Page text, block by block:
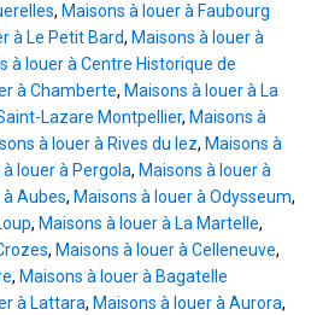
, Maisons à louer à Faubourg
à Le Petit Bard, Maisons à louer à
à louer à Centre Historique de
à Chamberte, Maisons à louer à La
Lazare Montpellier, Maisons à
à louer à Rives du lez, Maisons à
à louer à Pergola, Maisons à louer à
à Aubes, Maisons à louer à Odysseum,
, Maisons à louer à La Martelle,
, Maisons à louer à Celleneuve,
, Maisons à louer à Bagatelle
à Lattara, Maisons à louer à Aurora,